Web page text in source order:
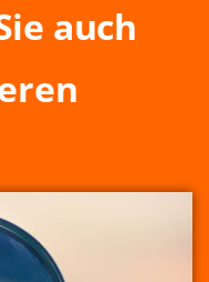
auch